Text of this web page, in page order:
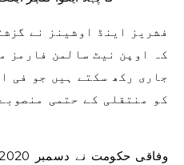
فشریز اینڈ اوشینز نے
کہ اوپن نیٹ سالمن فارمز
کو منتقلی کے حتمی